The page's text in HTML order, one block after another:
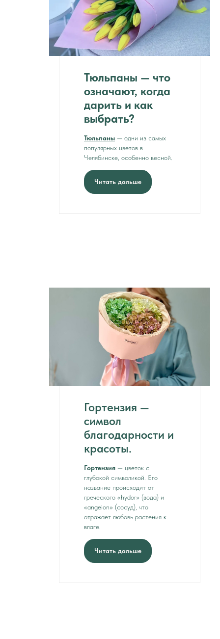
Тюльпаны — что
означают, когда
дарить и как
выбрать?
Тюльпаны — одни из самых
популярных цветов в
Челябинске, особенно весной.
Читать дальше
Гортензия —
символ
благодарности и
красоты.
Гортензия — цветок с
глубокой символикой. Его
название происходит от
греческого «hydor» (вода) и
«angeion» (сосуд), что
отражает любовь растения к
влаге.
Читать дальше